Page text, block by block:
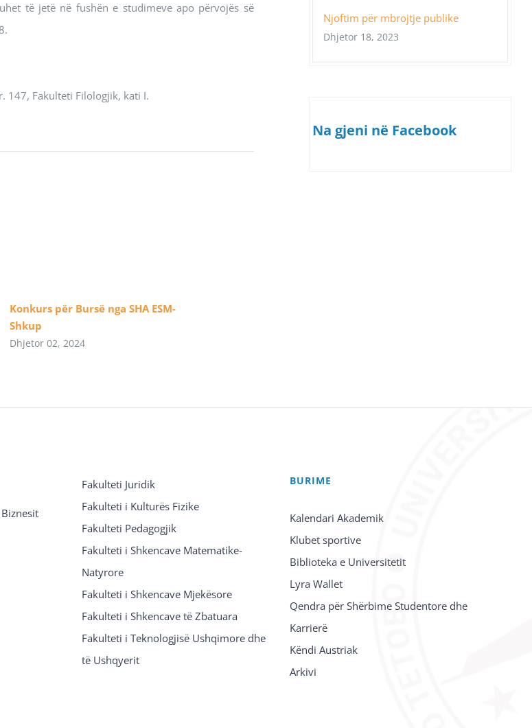
të jetë në fushën e studimeve apo përvojës së
147, Fakulteti Filologjik, kati I.
Konkurs për Bursë nga SHA ESM-
Shkup
Dhjetor 02, 2024
Njoftim për mbrojtje publike
Dhjetor 18, 2023
Na gjeni në Facebook
Fakulteti Juridik
Fakulteti i Kulturës Fizike
Fakulteti Pedagogjik
Fakulteti i Shkencave Matematike-
Natyrore
Fakulteti i Shkencave Mjekësore
Fakulteti i Shkencave të Zbatuara
Fakulteti i Teknologjisë Ushqimore dhe
të Ushqyerit
BURIME
Kalendari Akademik
Klubet sportive
Biblioteka e Universitetit
Lyra Wallet
Qendra për Shërbime Studentore dhe
Karrierë
Këndi Austriak
Arkivi